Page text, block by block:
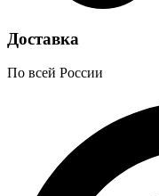
Доставка
По всей России